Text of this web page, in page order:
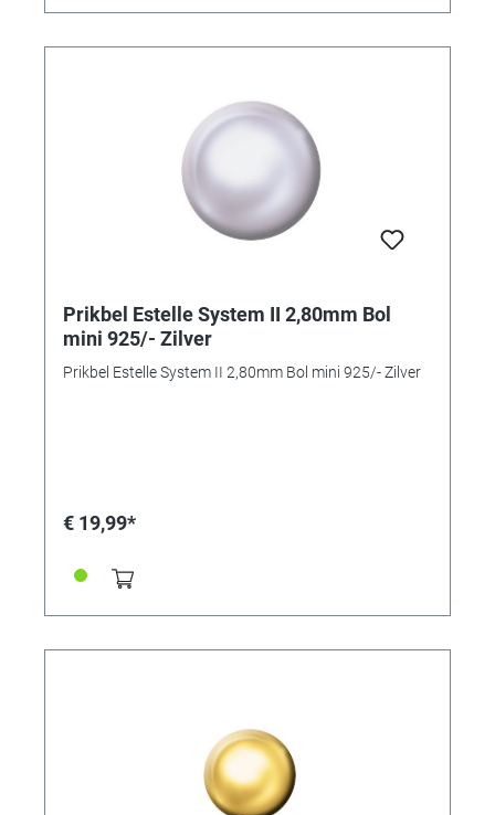
Prikbel Estelle System II 2,80mm Bol
mini 925/- Zilver
Prikbel Estelle System II 2,80mm Bol mini 925/- Zilver
€ 19,99*